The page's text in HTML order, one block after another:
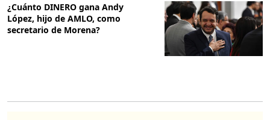
¿Cuánto DINERO gana Andy
López, hijo de AMLO, como
secretario de Morena?